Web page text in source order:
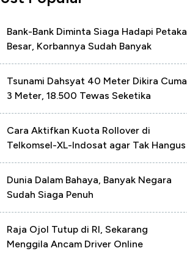
Bank-Bank Diminta Siaga Hadapi Petaka
Besar, Korbannya Sudah Banyak
Tsunami Dahsyat 40 Meter Dikira Cuma
3 Meter, 18.500 Tewas Seketika
Cara Aktifkan Kuota Rollover di
Telkomsel-XL-Indosat agar Tak Hangus
Dunia Dalam Bahaya, Banyak Negara
Sudah Siaga Penuh
Raja Ojol Tutup di RI, Sekarang
Menggila Ancam Driver Online